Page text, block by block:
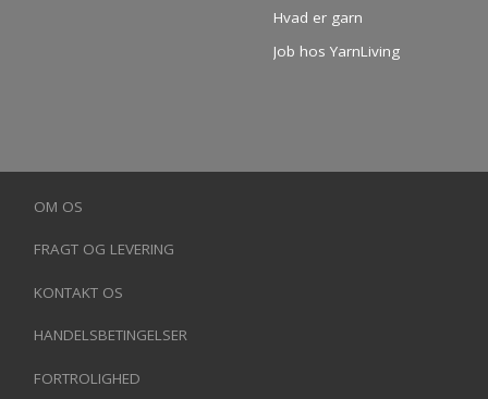
Hvad er garn
Job hos YarnLiving
OM OS
FRAGT OG LEVERING
KONTAKT OS
HANDELSBETINGELSER
FORTROLIGHED